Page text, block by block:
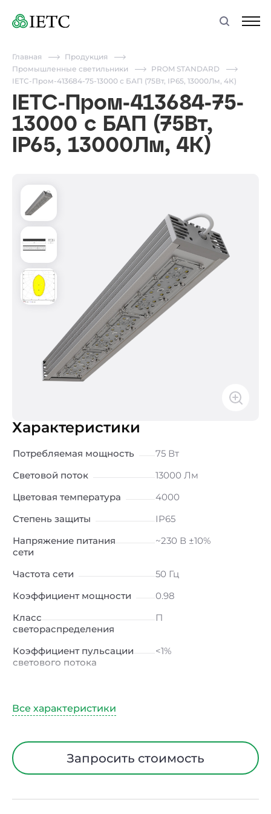
Главная
Продукция
Промышленные светильники
PROM STANDARD
IETC-Пром-413684-75-13000 с БАП (75Вт, IP65, 13000Лм, 4К)
IETC-Пром-413684-75-
13000 с БАП (75Вт,
IP65, 13000Лм, 4К)
Характеристики
Потребляемая мощность
75 Вт
Световой поток
13000 Лм
Цветовая температура
4000
Степень защиты
IP65
Напряжение питания
сети
~230 В ±10%
Частота сети
50 Гц
Коэффициент мощности
0.98
Класс
светораспределения
П
Коэффициент пульсации
светового потока
<1%
Тип кривой силы света
Климатическое
исполнениеЗапросить стоимость